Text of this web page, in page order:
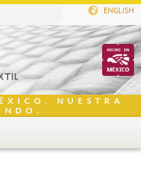
ENGLISH
NUESTRA